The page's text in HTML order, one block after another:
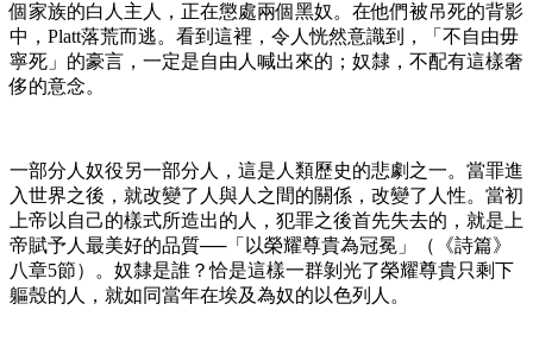
個家族的白人主人，正在懲處兩個黑奴。在他們被吊死的背影
中，Platt落荒而逃。看到這裡，令人恍然意識到，「不自由毋
寧死」的豪言，一定是自由人喊出來的；奴隸，不配有這樣奢
侈的意念。
一部分人奴役另一部分人，這是人類歷史的悲劇之一。當罪進
入世界之後，就改變了人與人之間的關係，改變了人性。當初
上帝以自己的樣式所造出的人，犯罪之後首先失去的，就是上
帝賦予人最美好的品質──「以榮耀尊貴為冠冕」（《詩篇》
八章5節）。奴隸是誰？恰是這樣一群剝光了榮耀尊貴只剩下
軀殼的人，就如同當年在埃及為奴的以色列人。